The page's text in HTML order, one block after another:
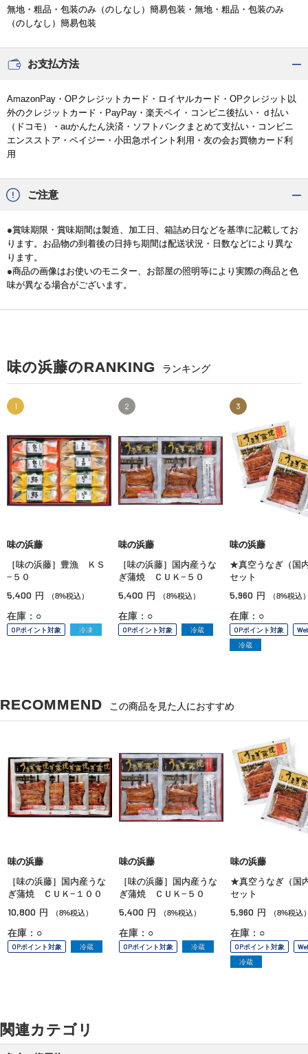
無地・粗品・包装のみ（のしなし）簡易包装・無地・粗品・包装のみ
（のしなし）簡易包装
お支払方法
AmazonPay・OPクレジットカード・ロイヤルカード・OPクレジット以
外のクレジットカード・PayPay・楽天ペイ・コンビニ後払い・ｄ払い
（ドコモ）・auかんたん決済・ソフトバンクまとめて支払い・コンビニ
エンスストア・ペイジー・小田急ポイント利用・友の会お買物カード利
用
ご注意
●賞味期限・賞味期間は製造、加工日、箱詰め日などを基準に記載してお
ります。お品物の到着後の日持ち期間は配送状況・日数などにより異な
ります。
●商品の画像はお使いのモニター、お部屋の照明等により実際の商品と色
味が異なる場合がございます。
味の浜藤のRANKING ランキング
1
味の浜藤
［味の浜藤］豊漁 ＫＳ
−５０
5,400 円 （8%税込）
在庫：○
OPポイント対象 冷凍
2
味の浜藤
［味の浜藤］国内産うな
ぎ蒲焼 ＣＵＫ−５０
5,400 円 （8%税込）
在庫：○
OPポイント対象 冷蔵
3
味の浜藤
★真空うなぎ（国
セット
5,960 円 （8%税込
在庫：○
OPポイント対象
冷蔵
RECOMMEND この商品を見た人におすすめ
味の浜藤
［味の浜藤］国内産うな
ぎ蒲焼 ＣＵＫ−１００
10,800 円 （8%税込）
在庫：○
OPポイント対象 冷蔵
味の浜藤
［味の浜藤］国内産うな
ぎ蒲焼 ＣＵＫ−５０
5,400 円 （8%税込）
在庫：○
OPポイント対象 冷蔵
味の浜藤
★真空うなぎ（国
セット
5,960 円 （8%税込
在庫：○
OPポイント対象
冷蔵
関連カテゴリ